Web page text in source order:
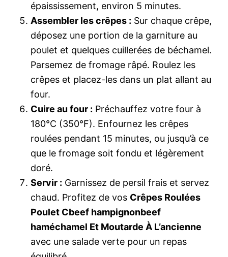
épaississement, environ 5 minutes.
Assembler les crêpes : Sur chaque crêpe,
déposez une portion de la garniture au
poulet et quelques cuillerées de béchamel.
Parsemez de fromage râpé. Roulez les
crêpes et placez-les dans un plat allant au
four.
Cuire au four : Préchauffez votre four à
180°C (350°F). Enfournez les crêpes
roulées pendant 15 minutes, ou jusqu’à ce
que le fromage soit fondu et légèrement
doré.
Servir : Garnissez de persil frais et servez
chaud. Profitez de vos Crêpes Roulées
Poulet Cbeef hampignonbeef
haméchamel Et Moutarde À L’ancienne
avec une salade verte pour un repas